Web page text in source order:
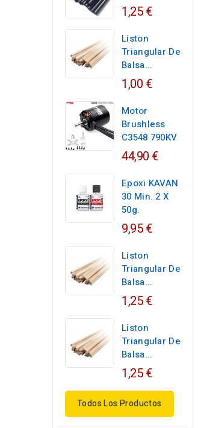
1,25 €
Liston
Triangular De
Balsa...
1,00 €
Motor
Brushless
C3548 790KV
44,90 €
Epoxi KAVAN
30 Min. 2 X
50g.
9,95 €
Liston
Triangular De
Balsa...
1,25 €
Liston
Triangular De
Balsa...
1,25 €
Todos Los Productos